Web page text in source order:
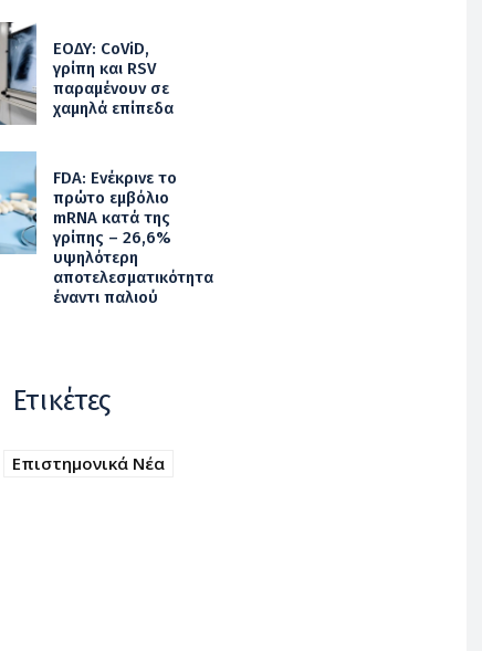
ΕΟΔΥ: CoViD,
γρίπη και RSV
παραμένουν σε
χαμηλά επίπεδα
FDA: Ενέκρινε το
πρώτο εμβόλιο
mRNA κατά της
γρίπης – 26,6%
υψηλότερη
αποτελεσματικότητα
έναντι παλιού
Ετικέτες
Επιστημονικά Νέα